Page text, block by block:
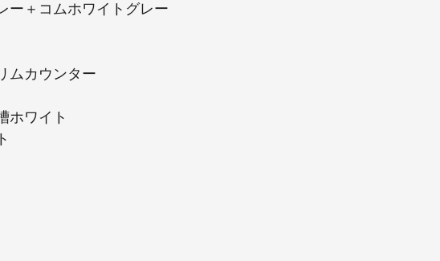
ー＋コムホワイトグレー
ムカウンター
ホワイト